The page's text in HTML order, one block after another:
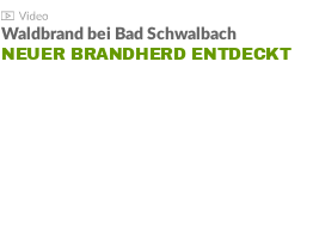
Waldbrand bei Bad Schwalbach
NEUER BRANDHERD ENTDECKT